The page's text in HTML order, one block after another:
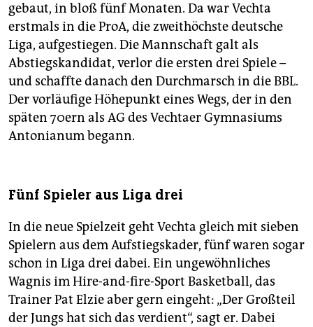
gebaut, in bloß fünf Monaten. Da war Vechta
erstmals in die ProA, die zweithöchste deutsche
Liga, aufgestiegen. Die Mannschaft galt als
Abstiegskandidat, verlor die ersten drei Spiele –
und schaffte danach den Durchmarsch in die BBL.
Der vorläufige Höhepunkt eines Wegs, der in den
späten 70ern als AG des Vechtaer Gymnasiums
Antonianum begann.
Fünf Spieler aus Liga drei
In die neue Spielzeit geht Vechta gleich mit sieben
Spielern aus dem Aufstiegskader, fünf waren sogar
schon in Liga drei dabei. Ein ungewöhnliches
Wagnis im Hire-and-fire-Sport Basketball, das
Trainer Pat Elzie aber gern eingeht: „Der Großteil
der Jungs hat sich das verdient“, sagt er. Dabei